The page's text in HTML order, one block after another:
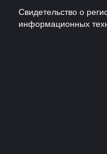
Свидетельство о
информационных